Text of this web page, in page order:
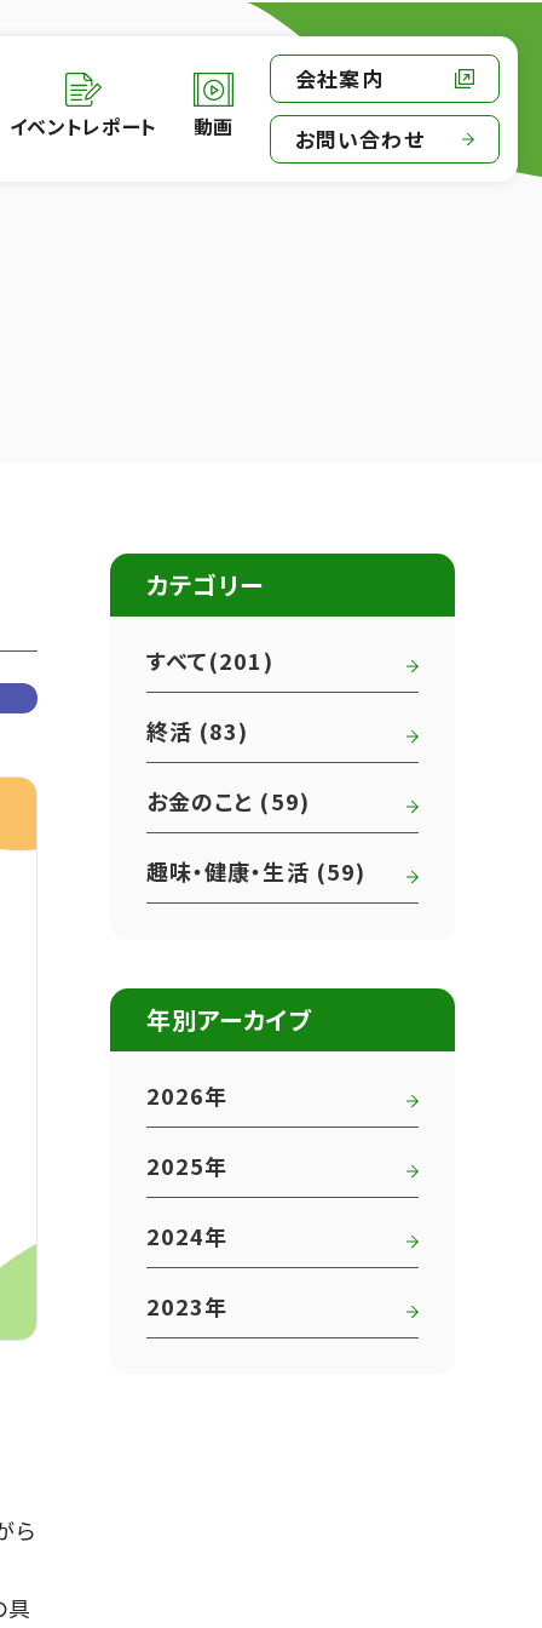
イベントレポート 動画
会社案内
お問い合わせ
ら
具
カテゴリー
すべて(201)
終活 (83)
お金のこと (59)
趣味・健康・生活 (59)
年別アーカイブ
2026年
2025年
2024年
2023年